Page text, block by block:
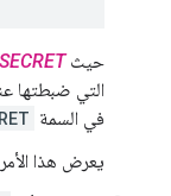
حيث
التي ضبطتها
في السمة
يعرض هذا